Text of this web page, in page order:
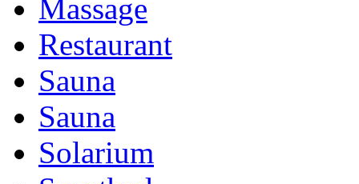
Massage
Restaurant
Sauna
Sauna
Solarium